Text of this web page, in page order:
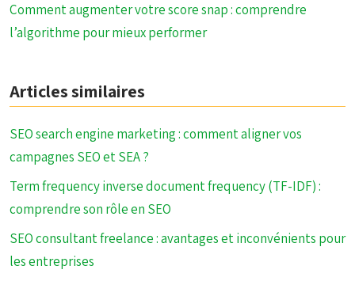
Comment augmenter votre score snap : comprendre
l’algorithme pour mieux performer
Articles similaires
SEO search engine marketing : comment aligner vos
campagnes SEO et SEA ?
Term frequency inverse document frequency (TF-IDF) :
comprendre son rôle en SEO
SEO consultant freelance : avantages et inconvénients pour
les entreprises